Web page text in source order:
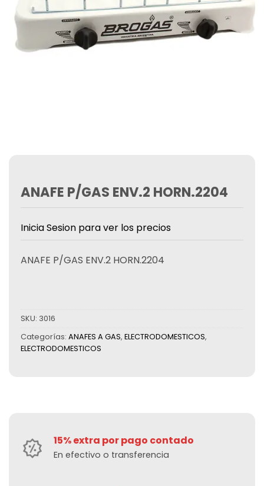
ANAFE P/GAS ENV.2 HORN.2204
Inicia Sesion para ver los precios
ANAFE P/GAS ENV.2 HORN.2204
SKU: 3016
Categorías: ANAFES A GAS, ELECTRODOMESTICOS,
ELECTRODOMESTICOS
15% extra por pago contado
En efectivo o transferencia